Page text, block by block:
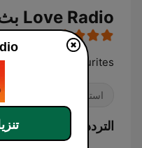
Love Radio بث حي
listening Favourites
استماع سهل
الترددات Love Radio: